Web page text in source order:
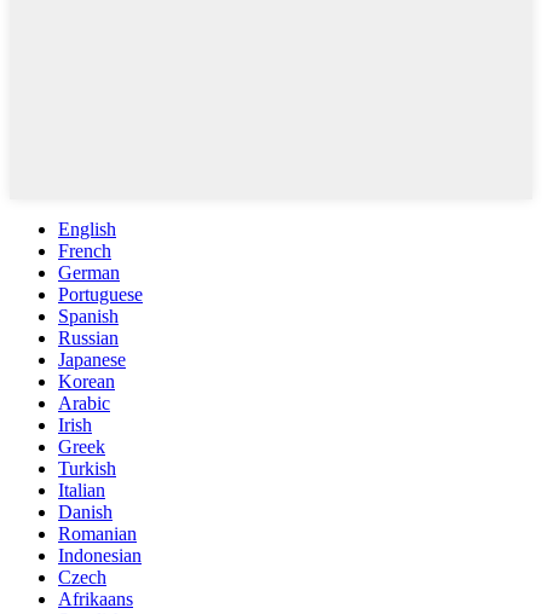
English
French
German
Portuguese
Spanish
Russian
Japanese
Korean
Arabic
Irish
Greek
Turkish
Italian
Danish
Romanian
Indonesian
Czech
Afrikaans